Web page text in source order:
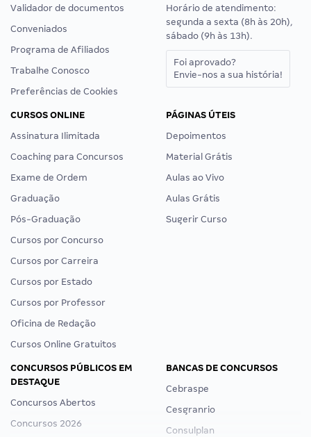
Validador de documentos
Conveniados
Programa de Afiliados
Trabalhe Conosco
Preferências de Cookies
Horário de atendimento:
segunda a sexta (8h às 20h),
sábado (9h às 13h).
Foi aprovado?
Envie-nos a sua história!
CURSOS ONLINE
Assinatura Ilimitada
Coaching para Concursos
Exame de Ordem
Graduação
Pós-Graduação
Cursos por Concurso
Cursos por Carreira
Cursos por Estado
Cursos por Professor
Oficina de Redação
Cursos Online Gratuitos
PÁGINAS ÚTEIS
Depoimentos
Material Grátis
Aulas ao Vivo
Aulas Grátis
Sugerir Curso
CONCURSOS PÚBLICOS EM
DESTAQUE
Concursos Abertos
Concursos 2026
BANCAS DE CONCURSOS
Cebraspe
Cesgranrio
Consulplan